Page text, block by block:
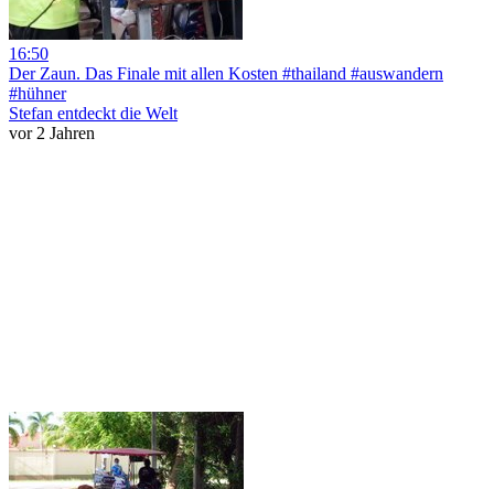
16:50
Der Zaun. Das Finale mit allen Kosten #thailand #auswandern
#hühner
Stefan entdeckt die Welt
vor 2 Jahren